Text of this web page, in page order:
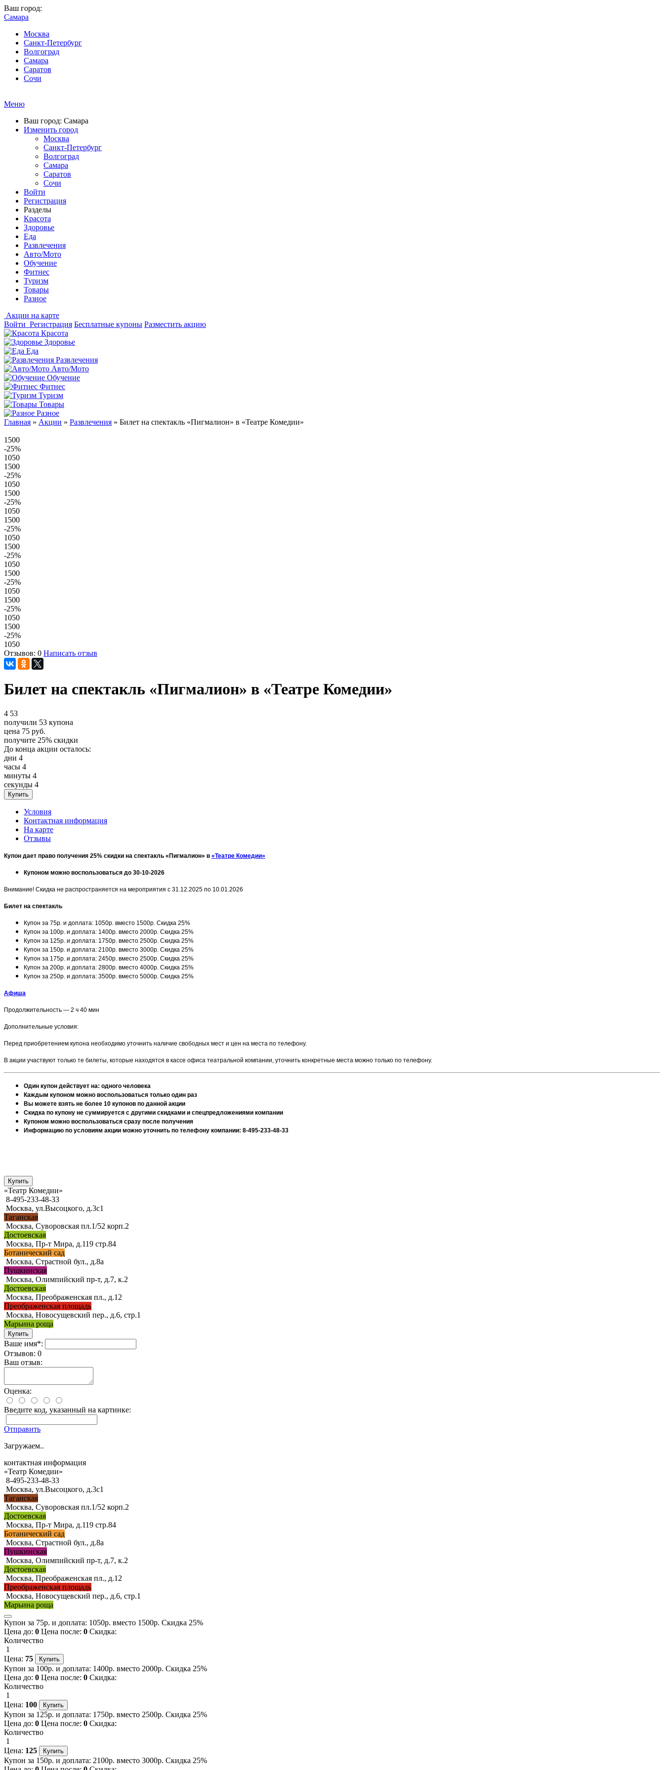
Ваш город:
Самара
Москва
Санкт-Петербург
Волгоград
Самара
Саратов
Сочи
Меню
Ваш город: Самара
Изменить город
Москва
Санкт-Петербург
Волгоград
Самара
Саратов
Сочи
Войти
Регистрация
Разделы
Красота
Здоровье
Еда
Развлечения
Авто/Мото
Обучение
Фитнес
Туризм
Товары
Разное
Акции на карте
Войти Регистрация Бесплатные купоны Разместить акцию
Красота
Здоровье
Еда
Развлечения
Авто/Мото
Обучение
Фитнес
Туризм
Товары
Разное
Главная » Акции » Развлечения » Билет на спектакль «Пигмалион» в «Театре Комедии»
1500
-25%
1050
1500
-25%
1050
1500
-25%
1050
1500
-25%
1050
1500
-25%
1050
1500
-25%
1050
1500
-25%
1050
1500
-25%
1050
Отзывов: 0 Написать отзыв
Билет на спектакль «Пигмалион» в «Театре Комедии»
4 53
получили 53 купона
цена 75 руб.
получите 25% скидки
До конца акции осталось:
дни 4
часы 4
минуты 4
секунды 4
Условия
Контактная информация
На карте
Отзывы
Купон дает право получения 25% скидки на спектакль «Пигмалион» в «Театре Комедии»
Купоном можно воспользоваться до 30-10-2026
Внимание! Скидка не распространяется на мероприятия с 31.12.2025 по 10.01.2026
Билет на спектакль
Купон за 75р. и доплата: 1050р. вместо 1500р. Скидка 25%
Купон за 100р. и доплата: 1400р. вместо 2000р. Скидка 25%
Купон за 125р. и доплата: 1750р. вместо 2500р. Скидка 25%
Купон за 150р. и доплата: 2100р. вместо 3000р. Скидка 25%
Купон за 175р. и доплата: 2450р. вместо 2500р. Скидка 25%
Купон за 200р. и доплата: 2800р. вместо 4000р. Скидка 25%
Купон за 250р. и доплата: 3500р. вместо 5000р. Скидка 25%
Афиша
Продолжительность — 2 ч 40 мин
Дополнительные условия:
Перед приобретением купона необходимо уточнить наличие свободных мест и цен на места по телефону.
В акции участвуют только те билеты, которые находятся в кассе офиса театральной компании, уточнить конкретные места можно только по телефону.
Один купон действует на: одного человека
Каждым купоном можно воспользоваться только один раз
Вы можете взять не более 10 купонов по данной акции
Скидка по купону не суммируется с другими скидками и спецпредложениями компании
Купоном можно воспользоваться сразу после получения
Информацию по условиям акции можно уточнить по телефону компании: 8-495-233-48-33
«Театр Комедии»
8-495-233-48-33
Москва, ул.Высоцкого, д.3с1
Таганская
Москва, Суворовская пл.1/52 корп.2
Достоевская
Москва, Пр-т Мира, д.119 стр.84
Ботанический сад
Москва, Страстной бул., д.8а
Пушкинская
Москва, Олимпийский пр-т, д.7, к.2
Достоевская
Москва, Преображенская пл., д.12
Преображенская площадь
Москва, Новосущевский пер., д.6, стр.1
Марьина роща
Ваше имя*:
Отзывов: 0
Ваш отзыв:
Оценка:
Введите код, указанный на картинке:
Отправить
Загружаем..
контактная информация
«Театр Комедии»
8-495-233-48-33
Москва, ул.Высоцкого, д.3с1
Таганская
Москва, Суворовская пл.1/52 корп.2
Достоевская
Москва, Пр-т Мира, д.119 стр.84
Ботанический сад
Москва, Страстной бул., д.8а
Пушкинская
Москва, Олимпийский пр-т, д.7, к.2
Достоевская
Москва, Преображенская пл., д.12
Преображенская площадь
Москва, Новосущевский пер., д.6, стр.1
Марьина роща
Купон за 75р. и доплата: 1050р. вместо 1500р. Скидка 25%
Цена до: 0 Цена после: 0 Скидка:
Количество
1
Цена: 75
Купон за 100р. и доплата: 1400р. вместо 2000р. Скидка 25%
Цена до: 0 Цена после: 0 Скидка:
Количество
1
Цена: 100
Купон за 125р. и доплата: 1750р. вместо 2500р. Скидка 25%
Цена до: 0 Цена после: 0 Скидка:
Количество
1
Цена: 125
Купон за 150р. и доплата: 2100р. вместо 3000р. Скидка 25%